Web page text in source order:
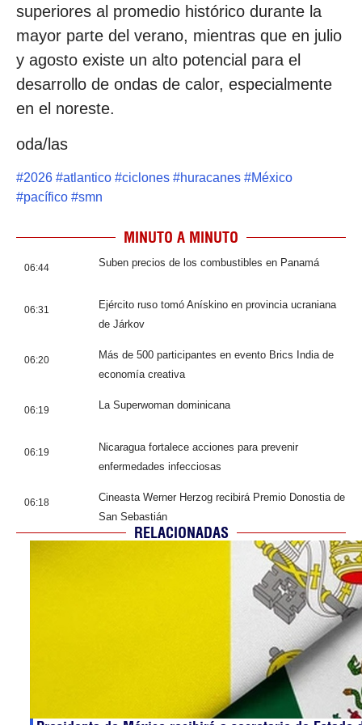
superiores al promedio histórico durante la
mayor parte del verano, mientras que en julio
y agosto existe un alto potencial para el
desarrollo de ondas de calor, especialmente
en el noreste.
oda/las
#2026 #atlantico #ciclones #huracanes #México
#pacífico #smn
MINUTO A MINUTO
06:44 Suben precios de los combustibles en Panamá
06:31
Ejército ruso tomó Anískino en provincia ucraniana
de Járkov
06:20
Más de 500 participantes en evento Brics India de
economía creativa
06:19 La Superwoman dominicana
06:19
Nicaragua fortalece acciones para prevenir
enfermedades infecciosas
06:18
Cineasta Werner Herzog recibirá Premio Donostia de
San Sebastián
RELACIONADAS